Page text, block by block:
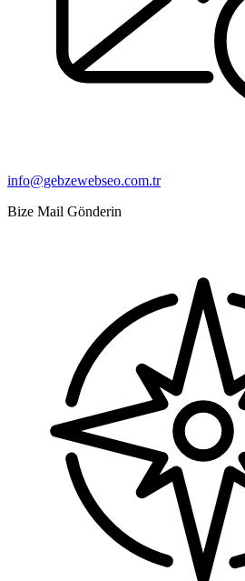
info@gebzewebseo.com.tr
Bize Mail Gönderin